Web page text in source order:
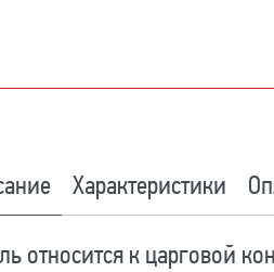
Характеристики
относится к царговой